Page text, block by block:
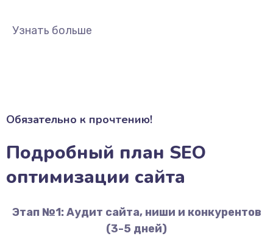
Узнать больше
Обязательно к прочтению!
Подробный план SEO
оптимизации сайта
Этап №1: Аудит сайта, ниши и конкурентов
(3-5 дней)